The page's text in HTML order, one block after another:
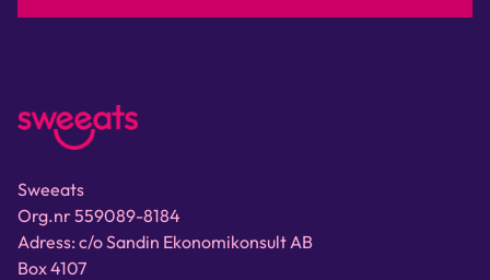
Sweeats
Org.nr 559089-8184
Adress: c/o Sandin Ekonomikonsult AB
Box 4107